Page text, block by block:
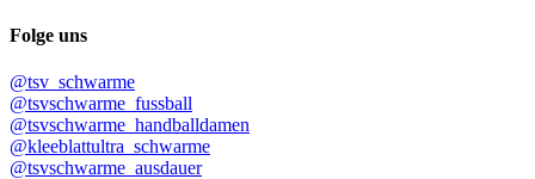
Folge uns
@tsv_schwarme
@tsvschwarme_fussball
@tsvschwarme_handballdamen
@kleeblattultra_schwarme
@tsvschwarme_ausdauer